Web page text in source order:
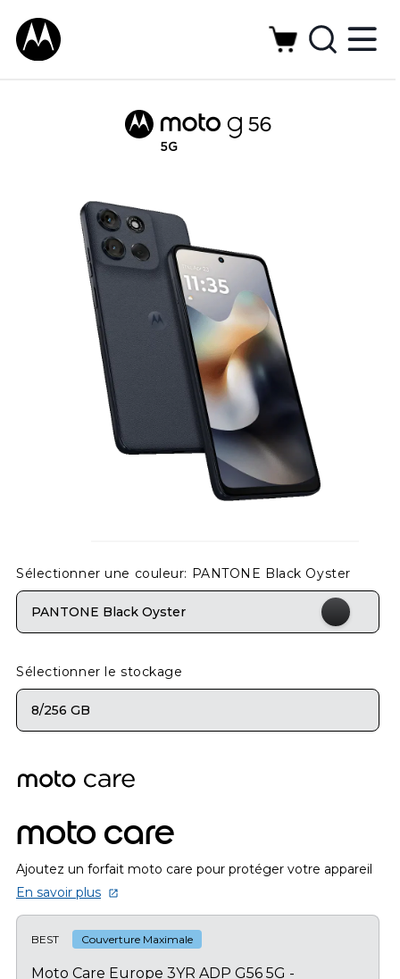
Sélectionner une couleur: PANTONE Black Oyster
PANTONE Black Oyster
Sélectionner le stockage
8/256 GB
moto care
Ajoutez un forfait moto care pour protéger votre appareil
En savoir plus
BEST Couverture Maximale
Moto Care Europe 3YR ADP G56 5G -